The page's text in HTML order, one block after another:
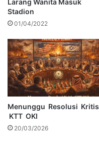
Larang Wanita Masuk
Stadion
01/04/2022
Menunggu Resolusi Kritis
KTT OKI
20/03/2026